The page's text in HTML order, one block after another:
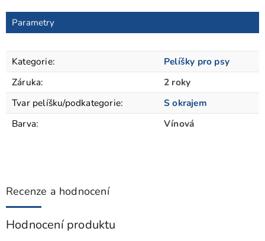
Parametry
Kategorie:
Pelíšky pro psy
Záruka:
2 roky
Tvar pelíšku/podkategorie:
S okrajem
Barva: Vínová
Recenze a hodnocení
Hodnocení produktu